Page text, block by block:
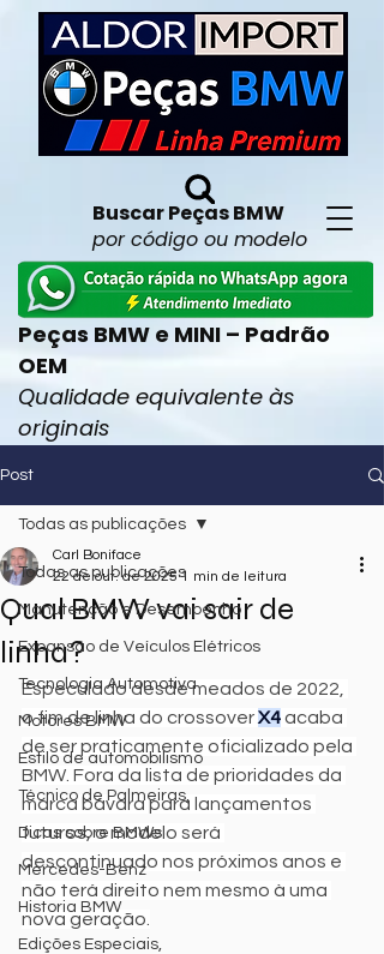
Buscar Peças BMW
por código ou modelo
Peças BMW e MINI – Padrão
OEM
Qualidade equivalente às
originais
Post
Todas as publicações
Manutenção e Desempenho
Expansão de Veículos Elétricos
Tecnologia Automotiva
Motores BMW
Estilo de automobilismo
Técnico de Palmeiras,
Dicas sobre BMWs
Mercedes-Benz
Historia BMW
Edições Especiais,
Todas as publicações
Qual BMW vai sair de
linha?
Carl Boniface
22 de out. de 2025 1 min de leitura
Especulado desde meados de 2022,
o fim de linha do crossover X4 acaba
de ser praticamente oficializado pela
BMW. Fora da lista de prioridades da
marca bávara para lançamentos
futuros, o modelo será
descontinuado nos próximos anos e
não terá direito nem mesmo à uma
nova geração.